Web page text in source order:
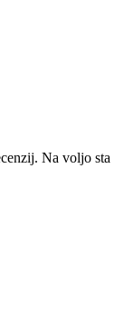
Na voljo sta